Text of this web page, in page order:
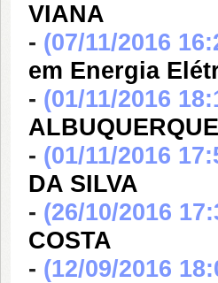
VIANA
- (07/11/2016
em Energia
- (01/11/2016
ALBUQUERQUE
- (01/11/2016
DA SILVA
- (26/10/2016
COSTA
- (12/09/2016